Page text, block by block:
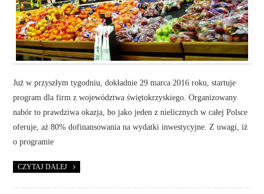
Już w przyszłym tygodniu, dokładnie 29 marca 2016 roku, startuje
program dla firm z województwa świętokrzyskiego. Organizowany
nabór to prawdziwa okazja, bo jako jeden z nielicznych w całej Polsce
oferuje, aż 80% dofinansowania na wydatki inwestycyjne. Z uwagi, iż
o programie
CZYTAJ DALEJ